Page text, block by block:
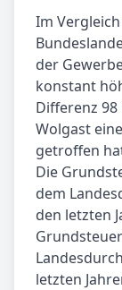
Im
der
konstant
Differenz
Wolgast
getroffen
Die
dem
den letzten
letzten